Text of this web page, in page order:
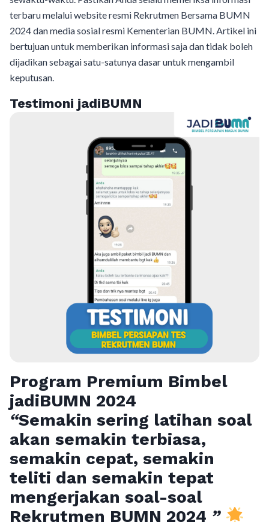
terbaru melalui website resmi Rekrutmen Bersama BUMN
2024 dan media sosial resmi Kementerian BUMN. Artikel ini
bertujuan untuk memberikan informasi saja dan tidak boleh
dijadikan sebagai satu-satunya dasar untuk mengambil
keputusan.
Testimoni jadiBUMN
Program Premium Bimbel
jadiBUMN 2024
“Semakin sering latihan soal
akan semakin terbiasa,
semakin cepat, semakin
teliti dan semakin tepat
mengerjakan soal-soal
Rekrutmen BUMN 2024 ”